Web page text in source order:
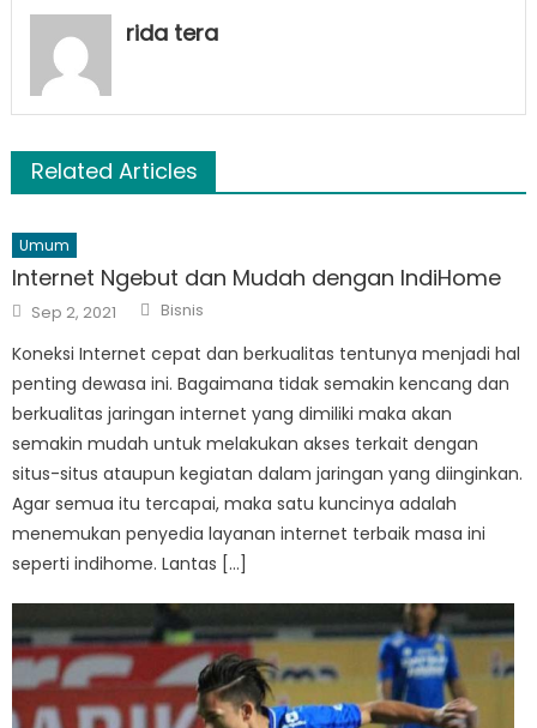
rida tera
Related Articles
Umum
Internet Ngebut dan Mudah dengan IndiHome
Posted
on
Sep 2, 2021 Author
Bisnis
Koneksi Internet cepat dan berkualitas tentunya menjadi hal
penting dewasa ini. Bagaimana tidak semakin kencang dan
berkualitas jaringan internet yang dimiliki maka akan
semakin mudah untuk melakukan akses terkait dengan
situs-situs ataupun kegiatan dalam jaringan yang diinginkan.
Agar semua itu tercapai, maka satu kuncinya adalah
menemukan penyedia layanan internet terbaik masa ini
seperti indihome. Lantas […]